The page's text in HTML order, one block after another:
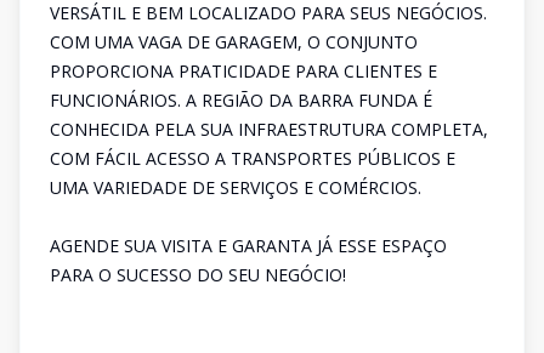
VERSÁTIL E BEM LOCALIZADO PARA SEUS NEGÓCIOS.
COM UMA VAGA DE GARAGEM, O CONJUNTO
PROPORCIONA PRATICIDADE PARA CLIENTES E
FUNCIONÁRIOS. A REGIÃO DA BARRA FUNDA É
CONHECIDA PELA SUA INFRAESTRUTURA COMPLETA,
COM FÁCIL ACESSO A TRANSPORTES PÚBLICOS E
UMA VARIEDADE DE SERVIÇOS E COMÉRCIOS.
AGENDE SUA VISITA E GARANTA JÁ ESSE ESPAÇO
PARA O SUCESSO DO SEU NEGÓCIO!